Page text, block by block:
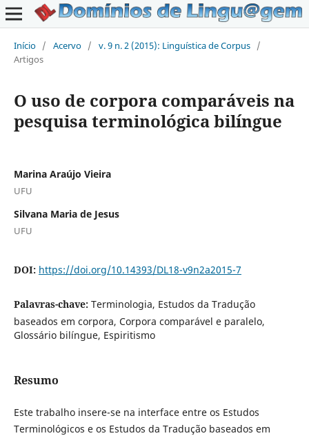
Início / Acervo / v. 9 n. 2 (2015): Linguística de Corpus /
Artigos
O uso de corpora comparáveis na
pesquisa terminológica bilíngue
Marina Araújo Vieira
UFU
Silvana Maria de Jesus
UFU
DOI: https://doi.org/10.14393/DL18-v9n2a2015-7
Palavras-chave: Terminologia, Estudos da Tradução
baseados em corpora, Corpora comparável e paralelo,
Glossário bilíngue, Espiritismo
Resumo
Este trabalho insere-se na interface entre os Estudos
Terminológicos e os Estudos da Tradução baseados em